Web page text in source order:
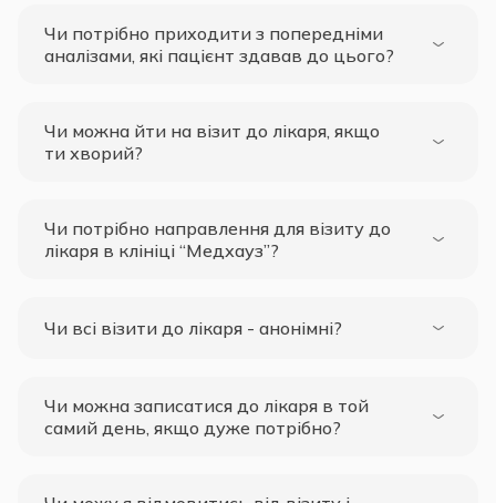
Чи потрібно приходити з попередніми
аналізами, які пацієнт здавав до цього?
Чи можна йти на візит до лікаря, якщо
ти хворий?
Чи потрібно направлення для візиту до
лікаря в клініці “Медхауз”?
Чи всі візити до лікаря - анонімні?
Чи можна записатися до лікаря в той
самий день, якщо дуже потрібно?